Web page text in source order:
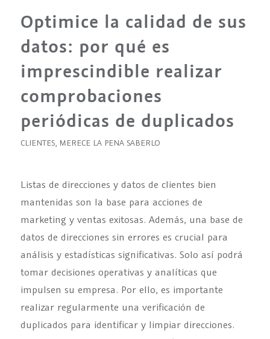
Optimice la calidad de sus
datos: por qué es
imprescindible realizar
comprobaciones
periódicas de duplicados
CLIENTES, MERECE LA PENA SABERLO
Listas de direcciones y datos de clientes bien
mantenidas son la base para acciones de
marketing y ventas exitosas. Además, una base de
datos de direcciones sin errores es crucial para
análisis y estadísticas significativas. Solo así podrá
tomar decisiones operativas y analíticas que
impulsen su empresa. Por ello, es importante
realizar regularmente una verificación de
duplicados para identificar y limpiar direcciones.